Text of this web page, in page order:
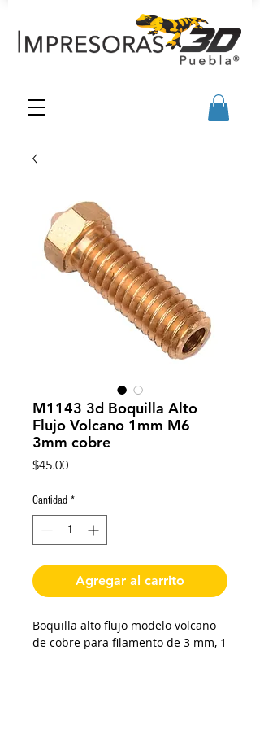
M1143 3d Boquilla Alto
Flujo Volcano 1mm M6
3mm cobre
$45.00Precio
Cantidad *
Agregar al carrito
Boquilla alto flujo modelo volcano
de cobre para filamento de 3 mm, 1